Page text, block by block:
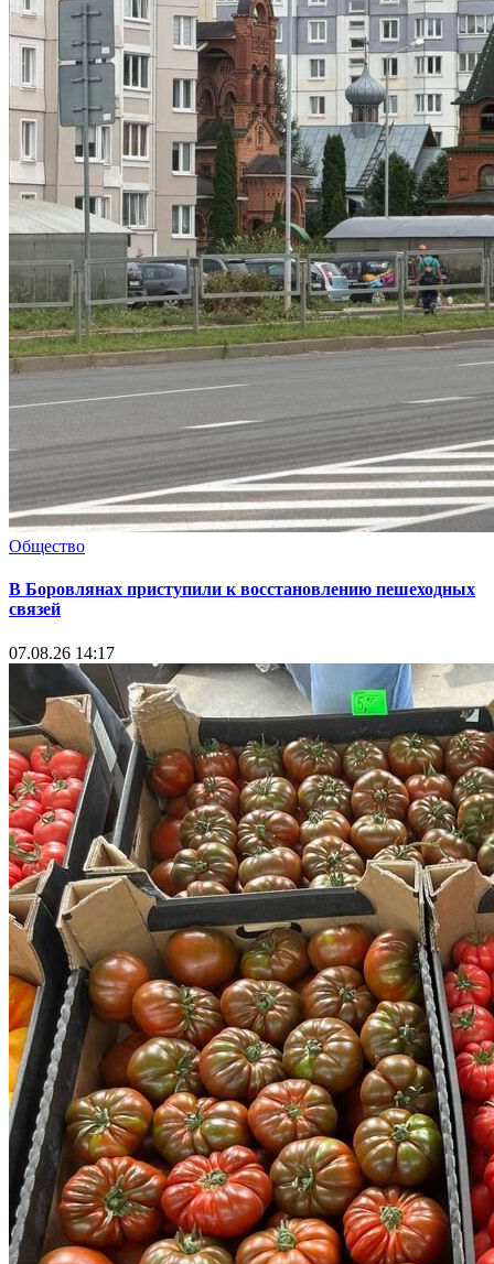
Общество
В Боровлянах приступили к восстановлению пешеходных
связей
07.08.26 14:17